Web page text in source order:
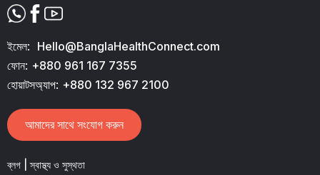
ইমেল: Hello@BanglaHealthConnect.com
ফোন: +880 961 167 7355
হোয়াটসঅ্যাপ: +880 132 967 2100
আমাদের সাথে সংযোগ করুন
ব্লগ | স্বাস্থ্য ও সুস্থতা